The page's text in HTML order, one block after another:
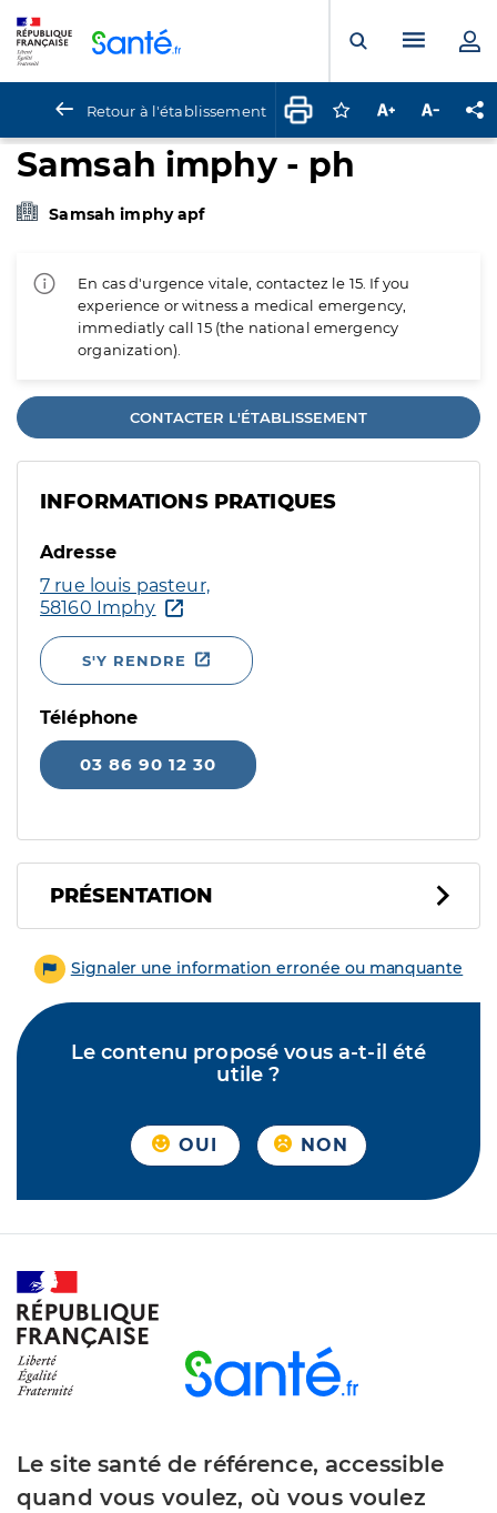
Ouvrir laMenu
Retour à l'établissement Connectez-vous
Augmenter la
Samsah imphy - ph
Samsah imphy apf
En cas d'urgence vitale, contactez le 15. If you
experience or witness a medical emergency,
immediatly call 15 (the national emergency
organization).
CONTACTER L'ÉTABLISSEMENT
INFORMATIONS PRATIQUES
Adresse
7 rue louis pasteur,
58160 Imphy
S'Y RENDRE
Téléphone
03 86 90 12 30
PRÉSENTATION
Signaler une information erronée ou manquante
Le contenu proposé vous a-t-il été
utile ?
OUI NON
Le site santé de référence, accessible
quand vous voulez, où vous voulez